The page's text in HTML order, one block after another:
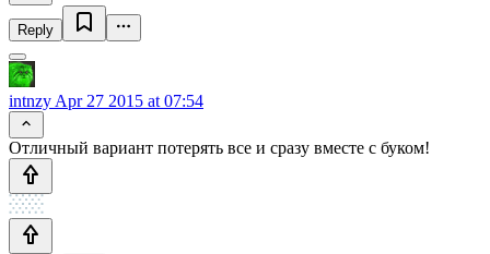
Reply
intnzy Apr 27 2015 at 07:54
Отличный вариант потерять все и сразу вместе с буком!